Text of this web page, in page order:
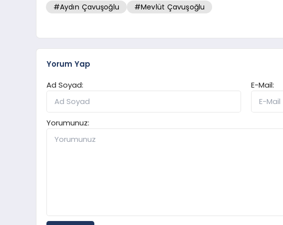
#Aydın Çavuşoğlu #Mevlüt Çavuşoğlu
Yorum Yap
Ad Soyad:
E-Mail:
Yorumunuz: